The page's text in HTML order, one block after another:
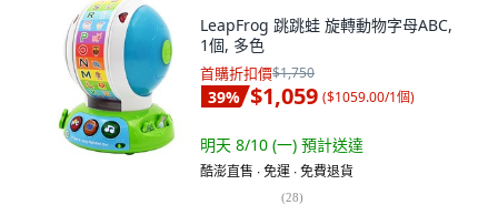
LeapFrog 跳跳蛙 旋轉動物字母ABC,
1個, 多色
首購折扣價$1,750
39% $1,059 ($1059.00/1個)
明天 8/10 (一) 預計送達
酷澎直售 ∙ 免運 ∙ 免費退貨
(28)